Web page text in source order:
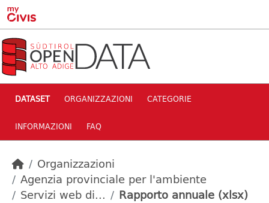
Skip to main content
DATASET ORGANIZZAZIONI CATEGORIE
INFORMAZIONI FAQ
Organizzazioni
Agenzia provinciale per l'ambiente
Servizi web di...
Rapporto annuale (xlsx)